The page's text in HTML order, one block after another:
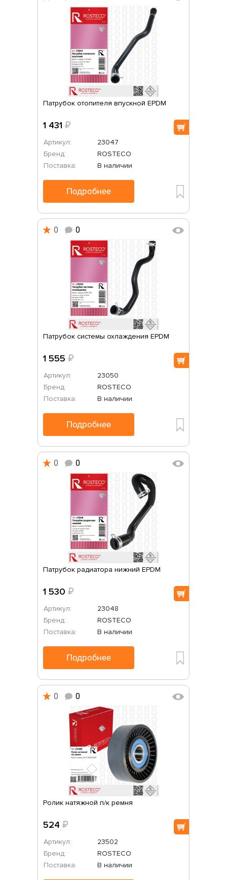
Патрубок отопителя впускной EPDM
1 431 ₽
Артикул:
23047
Бренд:
ROSTECO
Поставка:
В наличии
Подробнее
0 0
Патрубок системы охлаждения EPDM
1 555 ₽
Артикул:
23050
Бренд:
ROSTECO
Поставка:
В наличии
Подробнее
0 0
Патрубок радиатора нижний EPDM
1 530 ₽
Артикул:
23048
Бренд:
ROSTECO
Поставка:
В наличии
Подробнее
0 0
Ролик натяжной п/к ремня
524 ₽
Артикул:
23502
Бренд:
ROSTECO
Поставка:
В наличии